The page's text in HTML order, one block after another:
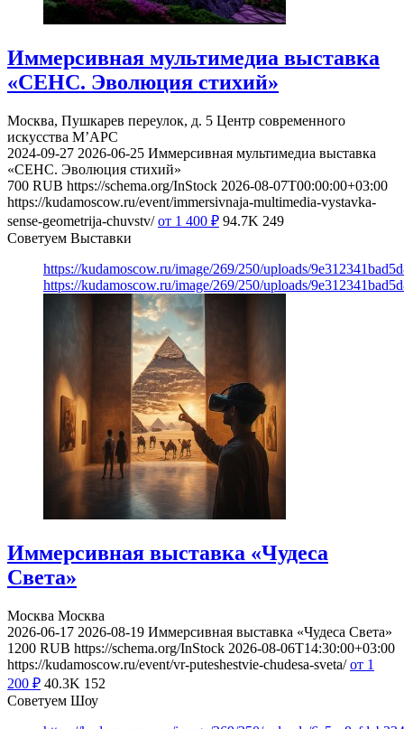
Иммерсивная мультимедиа выставка
«СЕНС. Эволюция стихий»
Москва, Пушкарев переулок, д. 5 Центр современного
искусства М’АРС
2024-09-27 2026-06-25 Иммерсивная мультимедиа выставка
«СЕНС. Эволюция стихий»
700 RUB https://schema.org/InStock 2026-08-07T00:00:00+03:00
https://kudamoscow.ru/event/immersivnaja-multimedia-vystavka-
sense-geometrija-chuvstv/ от 1 400 ₽ 94.7K 249
Советуем Выставки
https://kudamoscow.ru/image/269/250/uploads/
https://kudamoscow.ru/image/269/250/uploads/
Иммерсивная выставка «Чудеса
Света»
Москва Москва
2026-06-17 2026-08-19 Иммерсивная выставка «Чудеса Света»
1200 RUB https://schema.org/InStock 2026-08-06T14:30:00+03:00
https://kudamoscow.ru/event/vr-puteshestvie-chudesa-sveta/ от 1
200 ₽ 40.3K 152
Советуем Шоу